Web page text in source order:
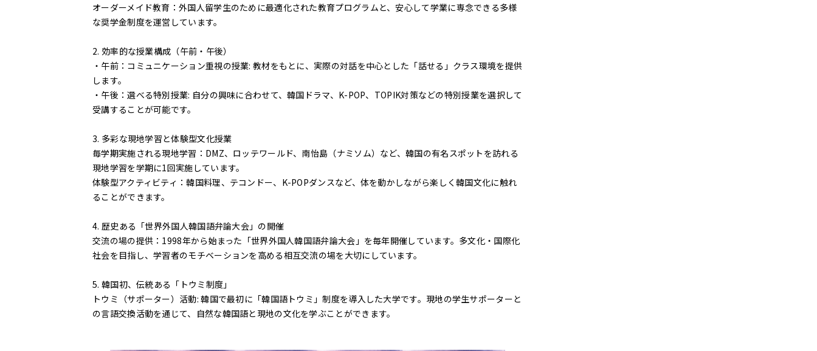
オーダーメイド教育：外国人留学生のために最適化された教育プログラムと、安心して学業に専念できる多様
な奨学金制度を運営しています。
2. 効率的な授業構成（午前・午後）
・午前：コミュニケーション重視の授業: 教材をもとに、実際の対話を中心とした「話せる」クラス環境を提供
します。
・午後：選べる特別授業: 自分の興味に合わせて、韓国ドラマ、K-POP、TOPIK対策などの特別授業を選択して
受講することが可能です。
3. 多彩な現地学習と体験型文化授業
毎学期実施される現地学習：DMZ、ロッテワールド、南怡島（ナミソム）など、韓国の有名スポットを訪れる
現地学習を学期に1回実施しています。
体験型アクティビティ：韓国料理、テコンドー、K-POPダンスなど、体を動かしながら楽しく韓国文化に触れ
ることができます。
4. 歴史ある「世界外国人韓国語弁論大会」の開催
交流の場の提供：1998年から始まった「世界外国人韓国語弁論大会」を毎年開催しています。多文化・国際化
社会を目指し、学習者のモチベーションを高める相互交流の場を大切にしています。
5. 韓国初、伝統ある「トウミ制度」
トウミ（サポーター）活動: 韓国で最初に「韓国語トウミ」制度を導入した大学です。現地の学生サポーターと
の言語交換活動を通じて、自然な韓国語と現地の文化を学ぶことができます。